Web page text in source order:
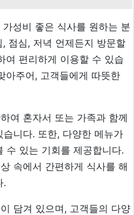
성비 좋은 식사를 원하는 분
점심, 저녁 언제든지 방문할
여 편리하게 이용할 수 있습
아주어, 고객들에게 따뜻한
여 혼자서 또는 가족과 함께
니다. 또한, 다양한 메뉴가
수 있는 기회를 제공합니다.
속에서 간편하게 식사를 해
.
담겨 있으며, 고객들의 다양